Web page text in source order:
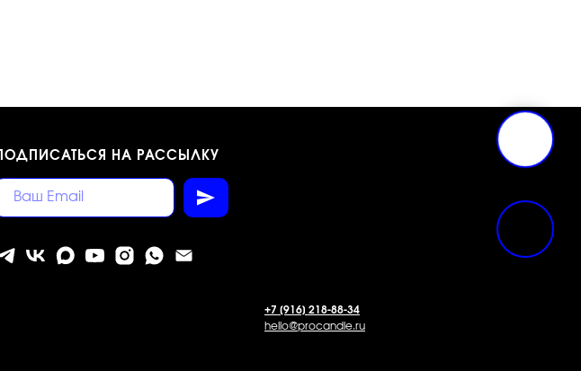
ПОДПИСАТЬСЯ НА РАССЫЛКУ
+7 [916] 218-88-34
hello@procandle.ru